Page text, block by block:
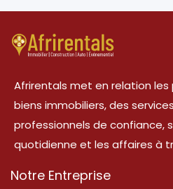
Afrirentals met en relation les
biens immobiliers, des
professionnels de confiance,
quotidienne et les affaires à
Notre Entreprise